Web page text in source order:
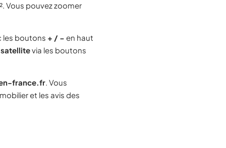
Vous pouvez zoomer
les boutons + / − en haut
via les boutons
france.fr. Vous
et les avis des